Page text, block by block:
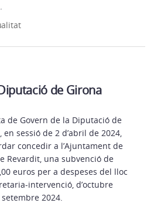
de Girona
de Govern de la Diputació de
en sessió de 2 d’abril de 2024,
concedir a l’Ajuntament de
Revardit, una subvenció de
euros per a despeses del lloc
intervenció, d’octubre
2024.